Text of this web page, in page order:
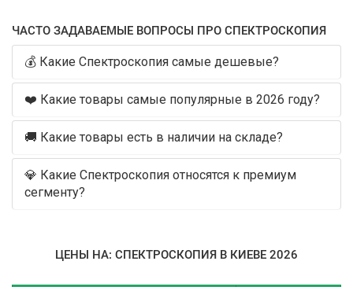
ЧАСТО ЗАДАВАЕМЫЕ ВОПРОСЫ ПРО СПЕКТРОСКОПИЯ
💰 Какие Спектроскопия самые дешевые?
❤️ Какие товары самые популярные в 2026 году?
🚚 Какие товары есть в наличии на складе?
💎 Какие Спектроскопия относятся к премиум
сегменту?
ЦЕНЫ НА: СПЕКТРОСКОПИЯ В КИЕВЕ 2026